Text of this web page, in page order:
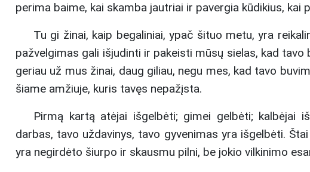
perima baime, kai skamba jautriai ir pavergia kūdikius, kai
Tu gi žinai, kaip begaliniai, ypač šituo metu, yra
pažvelgimas gali išjudinti ir pakeisti mūsų sielas, kad
geriau už mus žinai, daug giliau, negu mes, kad tavo
šiame amžiuje, kuris tavęs nepažįsta.
Pirmą kartą atėjai išgelbėti; gimei gelbėti; kalbėjai
darbas, tavo uždavinys, tavo gyvenimas yra išgelbėti.
yra negirdėto šiurpo ir skausmu pilni, be jokio vilkinimo